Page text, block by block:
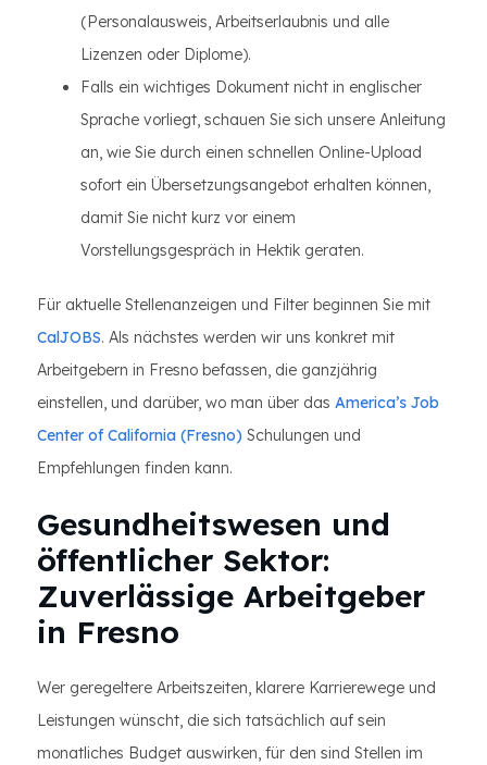
(Personalausweis, Arbeitserlaubnis und alle
Lizenzen oder Diplome).
Falls ein wichtiges Dokument nicht in englischer
Sprache vorliegt, schauen Sie sich unsere Anleitung
an, wie Sie durch einen schnellen Online-Upload
sofort ein Übersetzungsangebot erhalten können,
damit Sie nicht kurz vor einem
Vorstellungsgespräch in Hektik geraten.
Für aktuelle Stellenanzeigen und Filter beginnen Sie mit
CalJOBS. Als nächstes werden wir uns konkret mit
Arbeitgebern in Fresno befassen, die ganzjährig
einstellen, und darüber, wo man über das America’s Job
Center of California (Fresno) Schulungen und
Empfehlungen finden kann.
Gesundheitswesen und
öffentlicher Sektor:
Zuverlässige Arbeitgeber
in Fresno
Wer geregeltere Arbeitszeiten, klarere Karrierewege und
Leistungen wünscht, die sich tatsächlich auf sein
monatliches Budget auswirken, für den sind Stellen im